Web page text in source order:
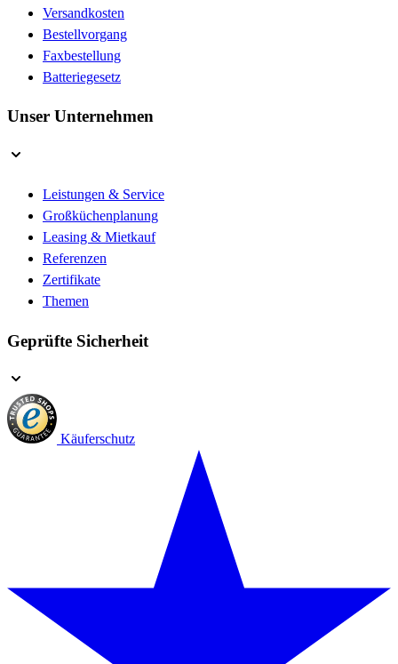
Versandkosten
Bestellvorgang
Faxbestellung
Batteriegesetz
Unser Unternehmen
Leistungen & Service
Großküchenplanung
Leasing & Mietkauf
Referenzen
Zertifikate
Themen
Geprüfte Sicherheit
Käuferschutz